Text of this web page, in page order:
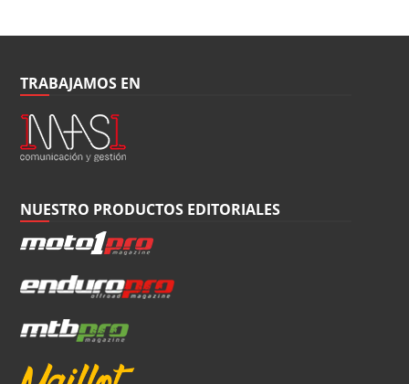
TRABAJAMOS EN
NUESTRO PRODUCTOS EDITORIALES